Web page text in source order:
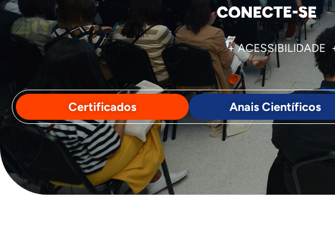
+ ACESSIBILIDADE
Certificados Anais Científicos